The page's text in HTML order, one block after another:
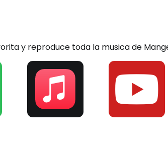
y reproduce toda la musica de